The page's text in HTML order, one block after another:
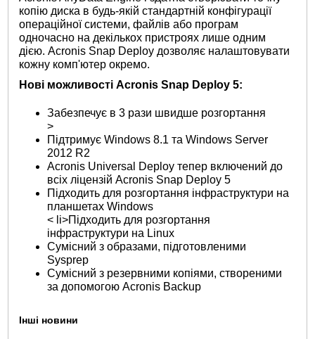
копію диска в будь-якій стандартній конфігурації
операційної системи, файлів або програм
одночасно на декількох пристроях лише одним
дією. Acronis Snap Deploy дозволяє налаштовувати
кожну комп'ютер окремо.
Нові можливості Acronis Snap Deploy 5:
Забезпечує в 3 рази швидше розгортання
>
Підтримує Windows 8.1 та Windows Server
2012 R2
Acronis Universal Deploy тепер включений до
всіх ліцензій Acronis Snap Deploy 5
Підходить для розгортання інфраструктури на
планшетах Windows
< li>Підходить для розгортання
інфраструктури на Linux
Сумісний з образами, підготовленими
Sysprep
Сумісний з резервними копіями, створеними
за допомогою Acronis Backup
Інші новини